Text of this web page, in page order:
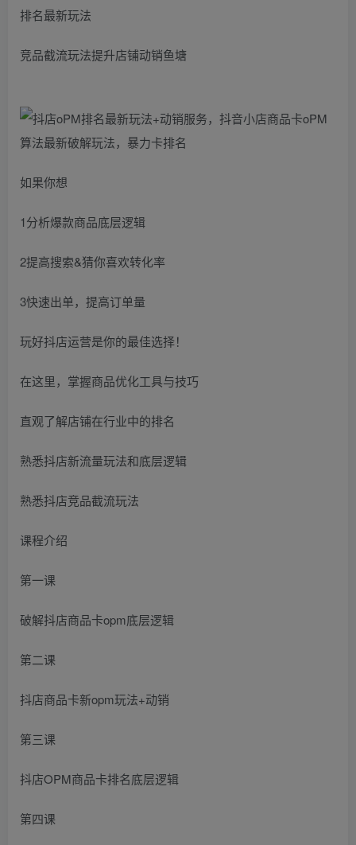
排名最新玩法
竞品截流玩法提升店铺动销鱼塘
如果你想
1分析爆款商品底层逻辑
2提高搜索&猜你喜欢转化率
3快速出单，提高订单量
玩好抖店运营是你的最佳选择！
在这里，掌握商品优化工具与技巧
直观了解店铺在行业中的排名
熟悉抖店新流量玩法和底层逻辑
熟悉抖店竞品截流玩法
课程介绍
第一课
破解抖店商品卡opm底层逻辑
第二课
抖店商品卡新opm玩法+动销
第三课
抖店OPM商品卡排名底层逻辑
第四课